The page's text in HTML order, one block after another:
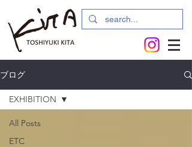
ブログ
All Posts
ETC
EXHIBITION